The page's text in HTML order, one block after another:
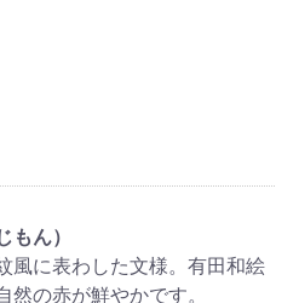
ん）
風に表わした文様。有田和絵
の赤が鮮やかです。